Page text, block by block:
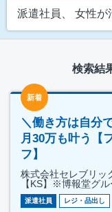
派遣社員、 女性が
検索結
新着
＼働き方は自分
月30万も叶う【
フ】
株式会社セレブリ
【KS】※博報堂グ
派遣社員 レジ・品出し